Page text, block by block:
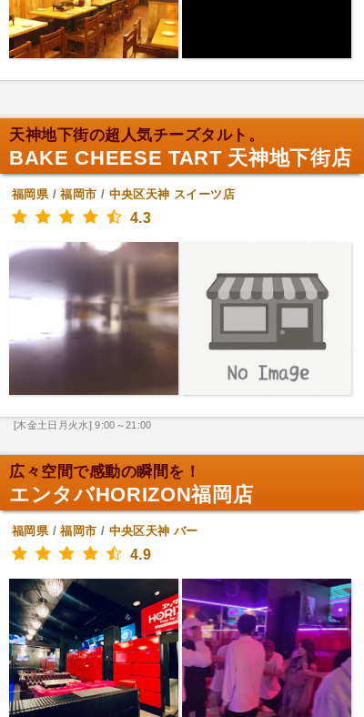
天神地下街の超人気チーズタルト。
BAKE CHEESE TART 天神地下街店
福岡県/福岡市 / 中央区天神 スイーツ店
4.3
[木金土日月火水] 9:00～21:00
広々空間で感動の瞬間を！
エンタバHORIZON福岡店
福岡県/福岡市 / 中央区天神 バー
4.9